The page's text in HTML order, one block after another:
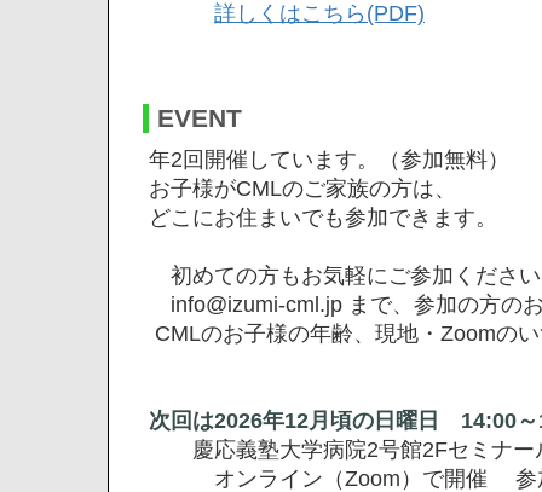
詳しくはこちら(PDF)
EVENT
年2回開催しています。（参加無料）
お子様がCMLのご家族の方は、
どこにお住まいでも参加できます。
初めての方もお気軽にご参加くださ
info@izumi-cml.jp まで、参加の方の
CMLのお子様の年齢、現地・Zoomの
次回は2026年12月頃の日曜日 14:00
慶応義塾大学病院2号館2Fセミナー
オンライン（Zoom）で開催 参